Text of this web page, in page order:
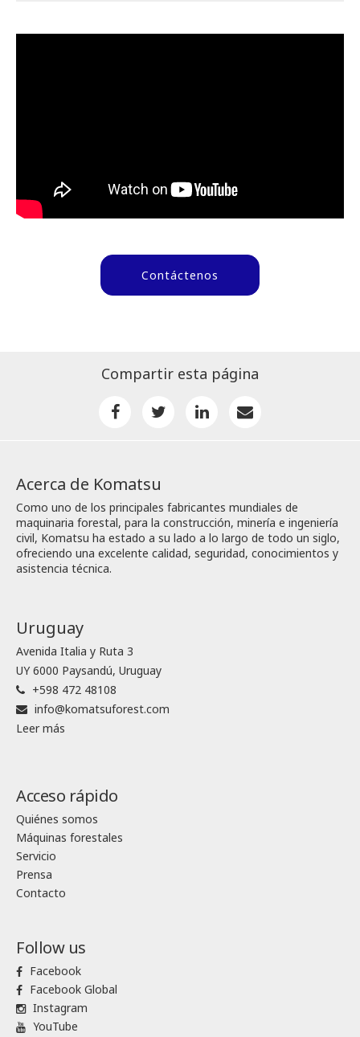
Contáctenos
Compartir esta página
Acerca de Komatsu
Como uno de los principales fabricantes mundiales de
maquinaria forestal, para la construcción, minería e ingeniería
civil, Komatsu ha estado a su lado a lo largo de todo un siglo,
ofreciendo una excelente calidad, seguridad, conocimientos y
asistencia técnica.
Uruguay
Avenida Italia y Ruta 3
UY 6000 Paysandú, Uruguay
+598 472 48108
info@komatsuforest.com
Leer más
Acceso rápido
Quiénes somos
Máquinas forestales
Servicio
Prensa
Contacto
Follow us
Facebook
Facebook Global
Instagram
YouTube